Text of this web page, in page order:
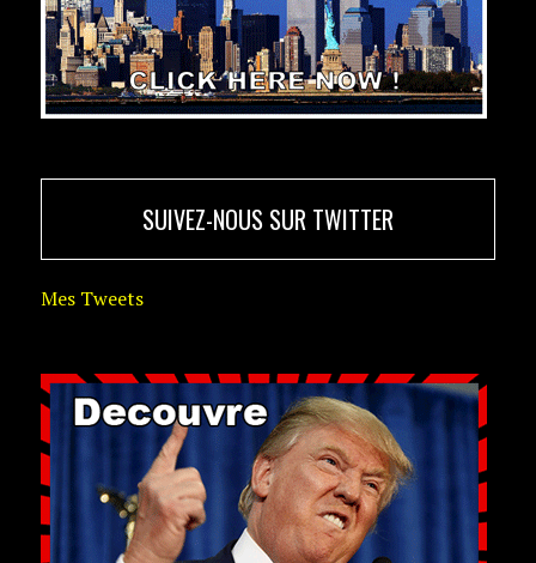
SUIVEZ-NOUS SUR TWITTER
Mes Tweets